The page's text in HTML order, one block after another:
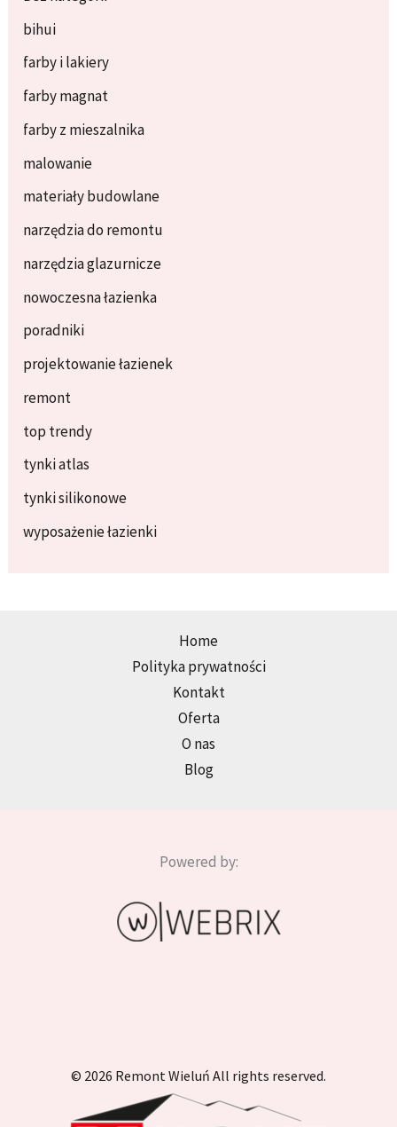
bihui
farby i lakiery
farby magnat
farby z mieszalnika
malowanie
materiały budowlane
narzędzia do remontu
narzędzia glazurnicze
nowoczesna łazienka
poradniki
projektowanie łazienek
remont
top trendy
tynki atlas
tynki silikonowe
wyposażenie łazienki
Home
Polityka prywatności
Kontakt
Oferta
O nas
Blog
Powered by:
© 2026 Remont Wieluń All rights reserved.